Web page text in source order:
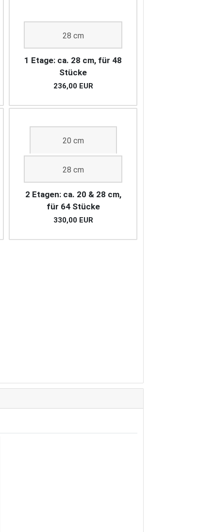
28 cm
1 Etage: ca. 28 cm, für 48
Stücke
236,00 EUR
20 cm
28 cm
2 Etagen: ca. 20 & 28 cm,
für 64 Stücke
330,00 EUR